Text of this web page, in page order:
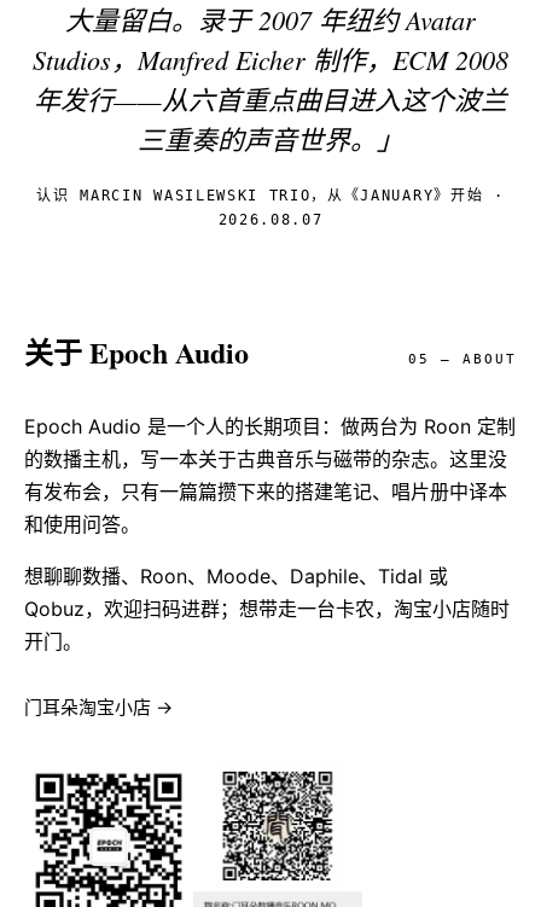
大量留白。录于 2007 年纽约 Avatar
Studios，Manfred Eicher 制作，ECM 2008
年发行——从六首重点曲目进入这个波兰
三重奏的声音世界。」
认识 MARCIN WASILEWSKI TRIO，从《JANUARY》开始 ·
2026.08.07
关于 Epoch Audio 05 — ABOUT
Epoch Audio 是一个人的长期项目：做两台为 Roon 定制
的数播主机，写一本关于古典音乐与磁带的杂志。这里没
有发布会，只有一篇篇攒下来的搭建笔记、唱片册中译本
和使用问答。
想聊聊数播、Roon、Moode、Daphile、Tidal 或
Qobuz，欢迎扫码进群；想带走一台卡农，淘宝小店随时
开门。
门耳朵淘宝小店 →